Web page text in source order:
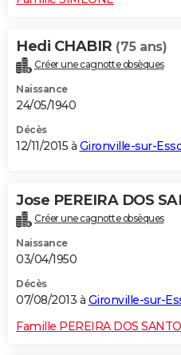
Hedi CHABIR (75 ans)
Créer une cagnotte obsèques
Naissance
24/05/1940
Décès
12/11/2015 à Gironville-sur-
Jose PEREIRA DOS
Créer une cagnotte obsèques
Naissance
03/04/1950
Décès
07/08/2013 à Gironville-sur-
Famille PEREIRA DOS